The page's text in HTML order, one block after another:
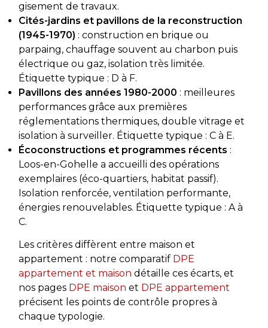
gisement de travaux.
Cités-jardins et pavillons de la reconstruction
(1945-1970) : construction en brique ou
parpaing, chauffage souvent au charbon puis
électrique ou gaz, isolation très limitée.
Étiquette typique : D à F.
Pavillons des années 1980-2000 : meilleures
performances grâce aux premières
réglementations thermiques, double vitrage et
isolation à surveiller. Étiquette typique : C à E.
Écoconstructions et programmes récents :
Loos-en-Gohelle a accueilli des opérations
exemplaires (éco-quartiers, habitat passif).
Isolation renforcée, ventilation performante,
énergies renouvelables. Étiquette typique : A à
C.
Les critères diffèrent entre maison et
appartement : notre comparatif DPE
appartement et maison détaille ces écarts, et
nos pages DPE maison et DPE appartement
précisent les points de contrôle propres à
chaque typologie.